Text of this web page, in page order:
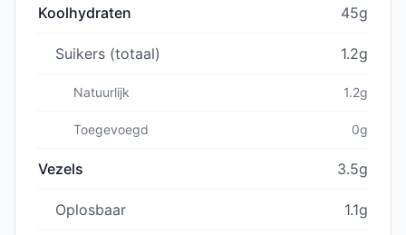
Koolhydraten 45g
Suikers (totaal) 1.2g
Natuurlijk 1.2g
Toegevoegd 0g
Vezels 3.5g
Oplosbaar 1.1g